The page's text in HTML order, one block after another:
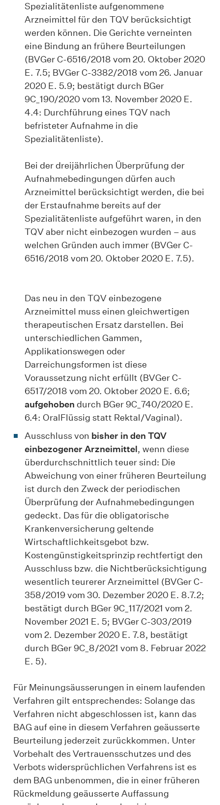
Spezialitätenliste aufgenommene
Arzneimittel für den TQV berücksichtigt
werden können. Die Gerichte verneinten
eine Bindung an frühere Beurteilungen
(BVGer C-6516/2018 vom 20. Oktober 2020
E. 7.5; BVGer C-3382/2018 vom 26. Januar
2020 E. 5.9; bestätigt durch BGer
9C_190/2020 vom 13. November 2020 E.
4.4: Durchführung eines TQV nach
befristeter Aufnahme in die
Spezialitätenliste).
Bei der dreijährlichen Überprüfung der
Aufnahmebedingungen dürfen auch
Arzneimittel berücksichtigt werden, die bei
der Erstaufnahme bereits auf der
Spezialitätenliste aufgeführt waren, in den
TQV aber nicht einbezogen wurden – aus
welchen Gründen auch immer (BVGer C-
6516/2018 vom 20. Oktober 2020 E. 7.5).
Das neu in den TQV einbezogene
Arzneimittel muss einen gleichwertigen
therapeutischen Ersatz darstellen. Bei
unterschiedlichen Gammen,
Applikationswegen oder
Darreichungsformen ist diese
Voraussetzung nicht erfüllt (BVGer C-
6517/2018 vom 20. Oktober 2020 E. 6.6;
aufgehoben durch BGer 9C_740/2020 E.
6.4: OralFlüssig statt Rektal/Vaginal).
Ausschluss von bisher in den TQV
einbezogener Arzneimittel, wenn diese
überdurchschnittlich teuer sind: Die
Abweichung von einer früheren Beurteilung
ist durch den Zweck der periodischen
Überprüfung der Aufnahmebedingungen
gedeckt. Das für die obligatorische
Krankenversicherung geltende
Wirtschaftlichkeitsgebot bzw.
Kostengünstigkeitsprinzip rechtfertigt den
Ausschluss bzw. die Nichtberücksichtigung
wesentlich teurerer Arzneimittel (BVGer C-
358/2019 vom 30. Dezember 2020 E. 8.7.2;
bestätigt durch BGer 9C_117/2021 vom 2.
November 2021 E. 5; BVGer C-303/2019
vom 2. Dezember 2020 E. 7.8, bestätigt
durch BGer 9C_8/2021 vom 8. Februar 2022
E. 5).
Für Meinungsäusserungen in einem laufenden
Verfahren gilt entsprechendes: Solange das
Verfahren nicht abgeschlossen ist, kann das
BAG auf eine in diesem Verfahren geäusserte
Beurteilung jederzeit zurückkommen. Unter
Vorbehalt des Vertrauensschutzes und des
Verbots widersprüchlichen Verfahrens ist es
dem BAG unbenommen, die in einer früheren
Rückmeldung geäusserte Auffassung